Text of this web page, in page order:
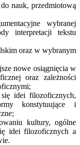
nauk, przedmiotową
wybranej
interpretacji tekstu
oraz w wybranym
nowe osiągnięcia w
oraz zależności
się idei filozoficznych,
konstytuujące i
kultury, ogólne
idei filozoficznych a